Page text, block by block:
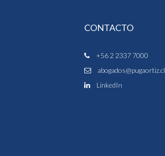
CONTACTO
+56 2 2337 7000
abogados@pugaortiz.cl
LinkedIn